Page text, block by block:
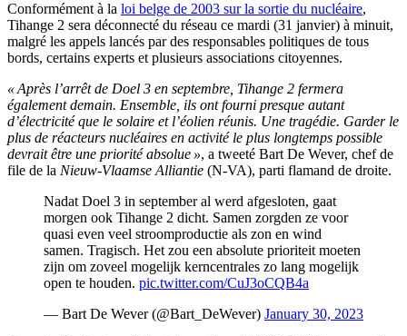
Conformément à la loi belge de 2003 sur la sortie du nucléaire,
Tihange 2 sera déconnecté du réseau ce mardi (31 janvier) à minuit,
malgré les appels lancés par des responsables politiques de tous
bords, certains experts et plusieurs associations citoyennes.
« Après l’arrêt de Doel 3 en septembre, Tihange 2 fermera
également demain. Ensemble, ils ont fourni presque autant
d’électricité que le solaire et l’éolien réunis. Une tragédie. Garder le
plus de réacteurs nucléaires en activité le plus longtemps possible
devrait être une priorité absolue », a tweeté Bart De Wever, chef de
file de la Nieuw-Vlaamse Alliantie (N-VA), parti flamand de droite.
Nadat Doel 3 in september al werd afgesloten, gaat
morgen ook Tihange 2 dicht. Samen zorgden ze voor
quasi even veel stroomproductie als zon en wind
samen. Tragisch. Het zou een absolute prioriteit moeten
zijn om zoveel mogelijk kerncentrales zo lang mogelijk
open te houden. pic.twitter.com/CuJ3oCQB4a
— Bart De Wever (@Bart_DeWever) January 30, 2023